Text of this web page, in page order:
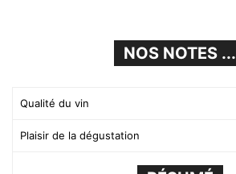
NOS NOTES ...
Qualité du vin
Plaisir de la dégustation